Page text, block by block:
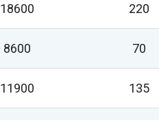
18600 220
8600 70
11900 135